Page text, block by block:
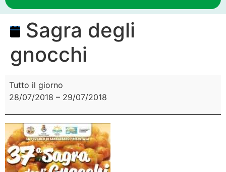
Sagra degli
gnocchi
Tutto il giorno
28/07/2018 – 29/07/2018